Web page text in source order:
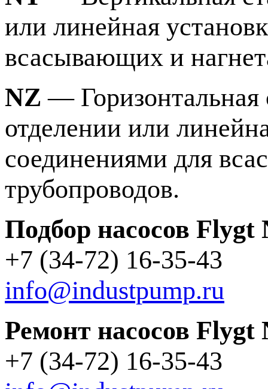
или линейная
всасывающих и
NZ— Горизонтальная
отделении или
соединениями для
трубопроводов.
Подбор насосов Flygt
+7 (34-72) 16-35-43
info@industpump.ru
Ремонт насосов Flygt
+7 (34-72) 16-35-43